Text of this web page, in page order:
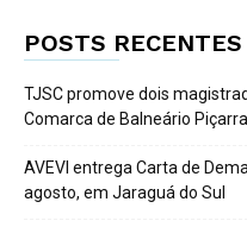
POSTS RECENTES
TJSC promove dois
Comarca de Balneário
AVEVI entrega Carta de
agosto, em Jaraguá do Sul